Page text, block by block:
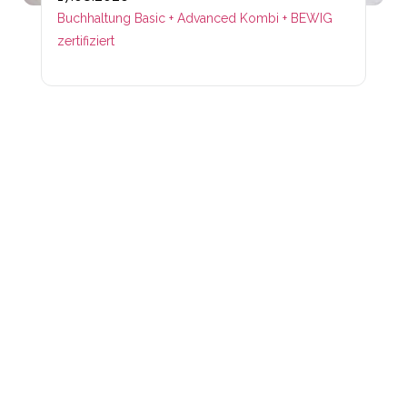
Buchhaltung Basic + Advanced Kombi + BEWIG
zertifiziert